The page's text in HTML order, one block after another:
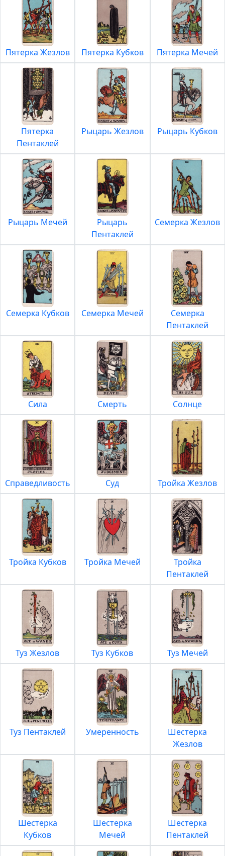
Пятерка Жезлов Пятерка Кубков Пятерка Мечей
Пятерка
Пентаклей
Рыцарь Жезлов Рыцарь Кубков
Рыцарь Мечей
Рыцарь
Пентаклей
Семерка Жезлов
Семерка Кубков Семерка Мечей
Семерка
Пентаклей
Сила Смерть Солнце
Справедливость Суд Тройка Жезлов
Тройка Кубков Тройка Мечей
Тройка
Пентаклей
Туз Жезлов Туз Кубков Туз Мечей
Туз Пентаклей Умеренность
Шестерка
Жезлов
Шестерка
Кубков
Шестерка
Мечей
Шестерка
Пентаклей